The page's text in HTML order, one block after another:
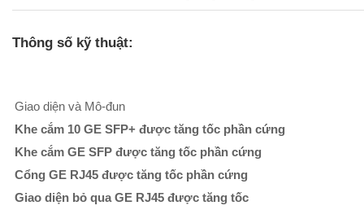
Thông số kỹ thuật:
Giao diện và Mô-đun
Khe cắm 10 GE SFP+ được tăng tốc phần cứng
Khe cắm GE SFP được tăng tốc phần cứng
Cổng GE RJ45 được tăng tốc phần cứng
Giao diện bỏ qua GE RJ45 được tăng tốc